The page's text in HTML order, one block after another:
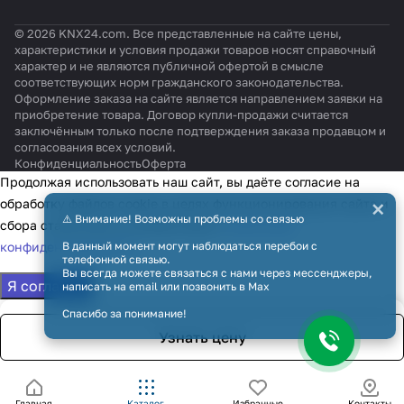
Узнать цену
© 2026 KNX24.com. Все представленные на сайте цены,
характеристики и условия продажи товаров носят справочный
характер и не являются публичной офертой в смысле
соответствующих норм гражданского законодательства.
Оформление заказа на сайте является направлением заявки на
приобретение товара. Договор купли-продажи считается
заключённым только после подтверждения заказа продавцом и
согласования всех условий.
КонфиденциальностьОферта
⚠️ Внимание! Возможны проблемы со связью
В данный момент могут наблюдаться перебои с
телефонной связью.
Вы всегда можете связаться с нами через мессенджеры,
написать на email или позвонить в Max
Спасибо за понимание!
×
Продолжая использовать наш сайт, вы даёте согласие на
обработку файлов cookie в целях функционирования сайта и
сбора статистики в соответствии сполитикой
конфиденциальности
Я согласен